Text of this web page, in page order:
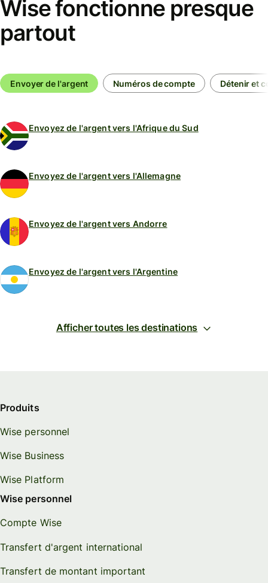
Wise fonctionne presque
partout
Envoyer de l'argent Numéros de compte Détenir et
Envoyez de l'argent vers l'Afrique du Sud
Envoyez de l'argent vers l'Allemagne
Envoyez de l'argent vers Andorre
Envoyez de l'argent vers l'Argentine
Afficher toutes les destinations
Produits
Wise personnel
Wise Business
Wise Platform
Wise personnel
Compte Wise
Transfert d'argent international
Transfert de montant important